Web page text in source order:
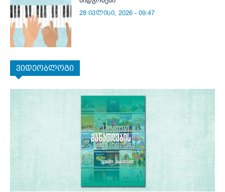
28 ივლისი, 2026 - 09:47
ვიდეობლოგი